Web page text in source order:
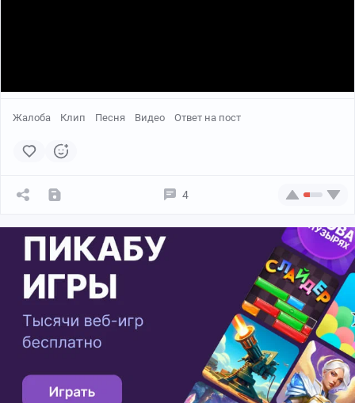
Жалоба Клип Песня Видео Ответ на пост
4